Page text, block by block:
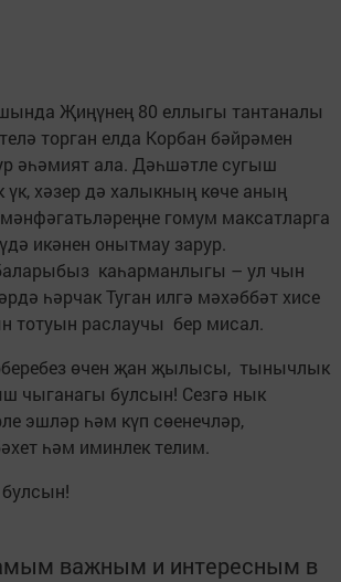
Җиңүнең 80 еллыгы тантаналы
торган елда Корбан бәйрәмен
әһәмият ала. Дәһшәтле сугыш
үк, хәзер дә халыкның көче аның
мәнфәгатьләреңне гомум максатларга
икәнен онытмау зарур.
каһарманлыгы – ул чын
һәрчак Туган илгә мәхәббәт хисе
тотуын раслаучы бер мисал.
өчен җан җылысы, тынычлык
чыганагы булсын! Сезгә нык
эшләр һәм күп сөенечләр,
һәм иминлек телим.
важным и интересным в